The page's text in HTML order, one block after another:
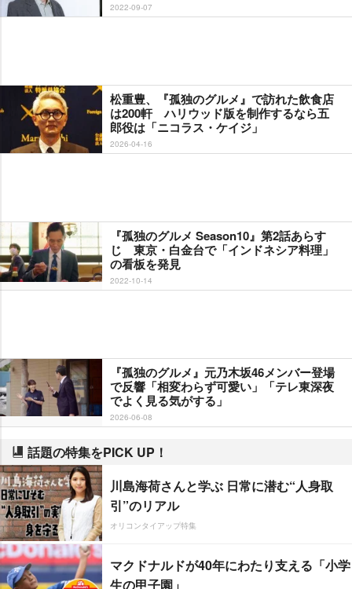
2022-09-07
松重豊、『孤独のグルメ』で訪れた飲食店
は200軒 ハリウッド版を制作するなら五
郎役は「ニコラス・ケイジ」
2026-04-16
『孤独のグルメ Season10』第2話あらす
じ 東京・白金台で「インドネシア料理」
の看板を発見
2022-10-14
『孤独のグルメ』元乃木坂46メンバー登場
で反響「相変わらず可愛い」「テレ東深夜
でよく見る気がする」
2026-06-08
話題の特集をPICK UP！
川島海荷さんと学ぶ 日常に潜む“人身取
引”のリアル
オリコンタイアップ特集
マクドナルドが40年にわたり支える「小学
生の甲子園」